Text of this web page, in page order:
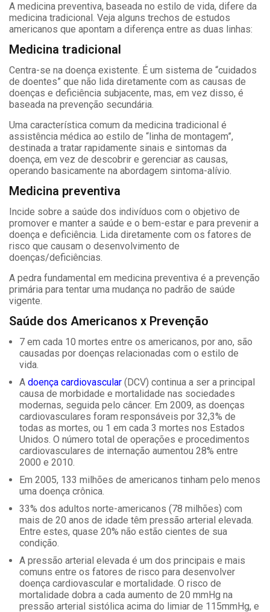
A medicina preventiva, baseada no estilo de vida, difere da
medicina tradicional. Veja alguns trechos de estudos
americanos que apontam a diferença entre as duas linhas:
Medicina tradicional
Centra-se na doença existente. É um sistema de “cuidados
de doentes” que não lida diretamente com as causas de
doenças e deficiência subjacente, mas, em vez disso, é
baseada na prevenção secundária.
Uma característica comum da medicina tradicional é
assistência médica ao estilo de “linha de montagem”,
destinada a tratar rapidamente sinais e sintomas da
doença, em vez de descobrir e gerenciar as causas,
operando basicamente na abordagem sintoma-alívio.
Medicina preventiva
Incide sobre a saúde dos indivíduos com o objetivo de
promover e manter a saúde e o bem-estar e para prevenir a
doença e deficiência. Lida diretamente com os fatores de
risco que causam o desenvolvimento de
doenças/deficiências.
A pedra fundamental em medicina preventiva é a prevenção
primária para tentar uma mudança no padrão de saúde
vigente.
Saúde dos Americanos x Prevenção
7 em cada 10 mortes entre os americanos, por ano, são
causadas por doenças relacionadas com o estilo de
vida.
A doença cardiovascular (DCV) continua a ser a principal
causa de morbidade e mortalidade nas sociedades
modernas, seguida pelo câncer. Em 2009, as doenças
cardiovasculares foram responsáveis ​​por 32,3% de
todas as mortes, ou 1 em cada 3 mortes nos Estados
Unidos. O número total de operações e procedimentos
cardiovasculares de internação aumentou 28% entre
2000 e 2010.
Em 2005, 133 milhões de americanos tinham pelo menos
uma doença crônica.
33% dos adultos norte-americanos (78 milhões) com
mais de 20 anos de idade têm pressão arterial elevada.
Entre estes, quase 20% não estão cientes de sua
condição.
A pressão arterial elevada é um dos principais e mais
comuns entre os fatores de risco para desenvolver
doença cardiovascular e mortalidade. O risco de
mortalidade dobra a cada aumento de 20 mmHg na
pressão arterial sistólica acima do limiar de 115mmHg, e